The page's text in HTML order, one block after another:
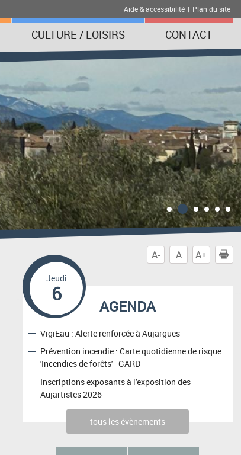
Aide & accessibilité | Plan du site
CULTURE / LOISIRS CONTACT
A- A A+
AGENDA
Jeudi
6
VigiEau : Alerte renforcée à Aujargues
Prévention incendie : Carte quotidienne de risque
'Incendies de forêts' - GARD
Inscriptions exposants à l'exposition des
Aujartistes 2026
tous les évènements